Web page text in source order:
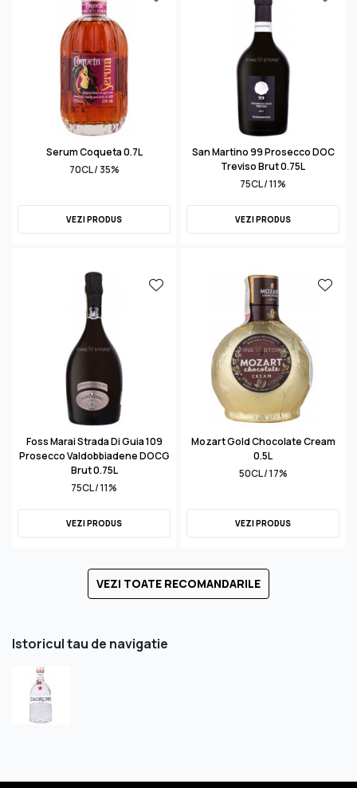
Serum Coqueta 0.7L
70CL / 35%
VEZI PRODUS
San Martino 99 Prosecco DOC
Treviso Brut 0.75L
75CL / 11%
VEZI PRODUS
Foss Marai Strada Di Guia 109
Prosecco Valdobbiadene DOCG
Brut 0.75L
75CL / 11%
VEZI PRODUS
Mozart Gold Chocolate Cream
0.5L
50CL / 17%
VEZI PRODUS
VEZI TOATE RECOMANDARILE
Istoricul tau de navigatie